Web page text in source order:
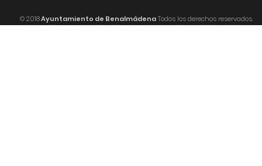
© 2018Ayuntamiento de BenalmádenaTodos los derechos reservados.